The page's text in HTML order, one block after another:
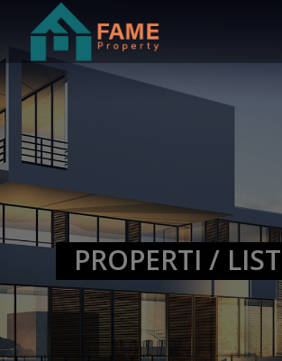
PROPERTI /